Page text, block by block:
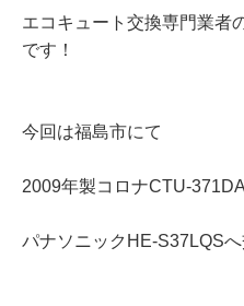
エコキュート交換専門業者
です！
今回は福島市にて
2009年製コロナCTU-
パナソニックHE-S37LQSへ